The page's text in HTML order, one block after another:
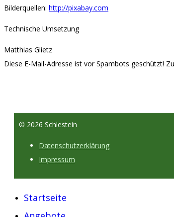
Bilderquellen: http://pixabay.com
Technische Umsetzung
Matthias Glietz
Diese E-Mail-Adresse ist vor Spambots geschützt!
© 2026 Schlestein
Datenschutzerklärung
Impressum
Startseite